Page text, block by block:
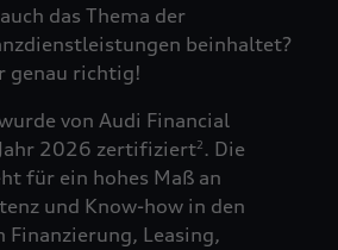
das Thema der
beinhaltet?
genau richtig!
von Audi Financial
2026 zertifiziert2. Die
für ein hohes Maß an
und Know-how in den
Finanzierung, Leasing,